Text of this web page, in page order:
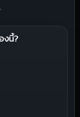
งนี้?